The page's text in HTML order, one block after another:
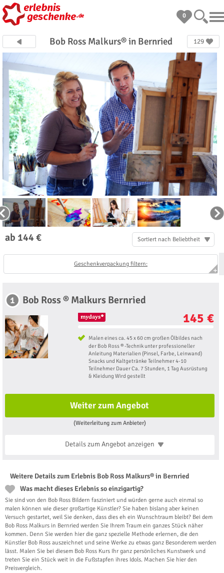
0
Bob Ross Malkurs® in Bernried 129
ab 144 € Sortiert nach Beliebtheit
Geschenkverpackung filtern:
1 Bob Ross ® Malkurs Bernried
145 €
Malen eines ca. 45 x 60 cm großen Ölbildes nach
der Bob Ross ® -Technik unter professioneller
Anleitung Materialien (Pinsel, Farbe, Leinwand)
Snacks und Kaltgetränke Teilnehmer 4-10
Teilnehmer Dauer Ca. 7 Stunden, 1 Tag Ausrüstung
& Kleidung Wird gestellt
Weiter zum Angebot
(Weiterleitung zum Anbieter)
Details zum Angebotanzeigen
Weitere Details zum Erlebnis Bob Ross Malkurs® in Bernried
Was macht dieses Erlebnis so einzigartig?
Sie sind von den Bob Ross Bildern fasziniert und würden gerne auch einmal so
malen können wie dieser großartige Künstler? Sie haben bislang aber keinen
Versuch gestartet, weil Sie denken, dass dies eh ein Wunschtraum bleibt? Bei dem
Bob Ross Malkurs in Bernried werden Sie Ihrem Traum ein ganzes Stück näher
kommen. Denn Sie werden hier die ganz spezielle Methode erlernen, die den
Künstler Bob Ross auszeichnet und seine Werke zu etwas ganz Besonderem werden
lässt. Malen Sie bei diesem Bob Ross Kurs Ihr ganz persönliches Kunstwerk und
treten Sie ein Stück weit in die Fußstapfen ihres Idols. Machen Sie hier den
Preisvergleich.